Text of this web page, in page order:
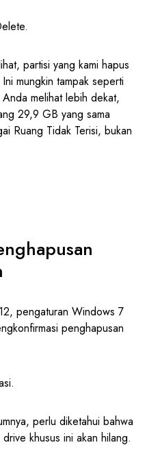
partisi yang kami hapus
mungkin tampak seperti
melihat lebih dekat,
29,9 GB yang sama
Ruang Tidak Terisi, bukan
pengaturan Windows 7
penghapusan
perlu diketahui bahwa
khusus ini akan hilang.